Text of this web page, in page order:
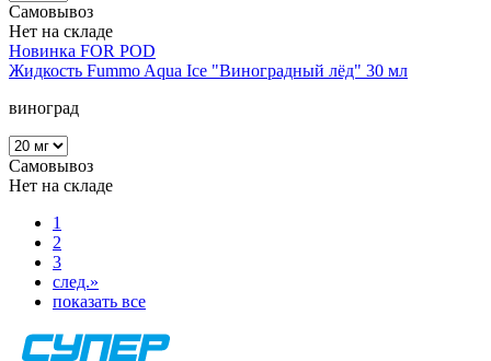
Самовывоз
Нет на складе
Новинка FOR POD
Жидкость Fummo Aqua Ice "Виноградный лёд" 30 мл
виноград
Самовывоз
Нет на складе
1
2
3
след.»
показать все